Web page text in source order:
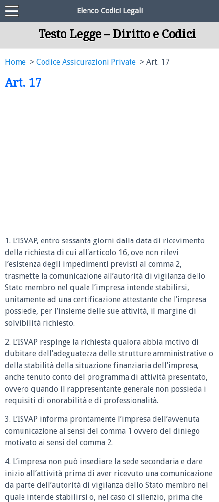
Elenco Codici Legali
Testo Legge – Diritto e Codici
Home Codice Assicurazioni Private Art. 17
Art. 17
1. L’ISVAP, entro sessanta giorni dalla data di ricevimento
della richiesta di cui all’articolo 16, ove non rilevi
l’esistenza degli impedimenti previsti al comma 2,
trasmette la comunicazione all’autorità di vigilanza dello
Stato membro nel quale l’impresa intende stabilirsi,
unitamente ad una certificazione attestante che l’impresa
possiede, per l’insieme delle sue attività, il margine di
solvibilità richiesto.
2. L’ISVAP respinge la richiesta qualora abbia motivo di
dubitare dell’adeguatezza delle strutture amministrative o
della stabilità della situazione finanziaria dell’impresa,
anche tenuto conto del programma di attività presentato,
ovvero quando il rappresentante generale non possieda i
requisiti di onorabilità e di professionalità.
3. L’ISVAP informa prontamente l’impresa dell’avvenuta
comunicazione ai sensi del comma 1 ovvero del diniego
motivato ai sensi del comma 2.
4. L’impresa non può insediare la sede secondaria e dare
inizio all’attività prima di aver ricevuto una comunicazione
da parte dell’autorità di vigilanza dello Stato membro nel
quale intende stabilirsi o, nel caso di silenzio, prima che